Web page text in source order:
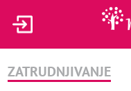
ZATRUDNJIVANJE